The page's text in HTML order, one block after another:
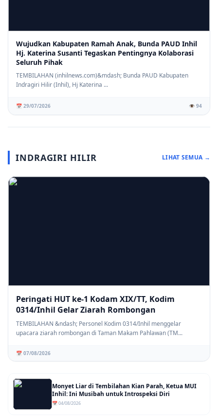
Wujudkan Kabupaten Ramah Anak, Bunda PAUD Inhil
Hj. Katerina Susanti Tegaskan Pentingnya Kolaborasi
Seluruh Pihak
TEMBILAHAN (inhilnews.com)&mdash; Bunda PAUD Kabupaten
Indragiri Hilir (Inhil), Hj Katerina ...
📅 29/07/2026 👁️ 94
INDRAGIRI HILIR LIHAT SEMUA →
Peringati HUT ke-1 Kodam XIX/TT, Kodim
0314/Inhil Gelar Ziarah Rombongan
TEMBILAHAN &ndash; Personel Kodim 0314/Inhil menggelar
upacara ziarah rombongan di Taman Makam Pahlawan (TM...
📅 07/08/2026
Monyet Liar di Tembilahan Kian Parah, Ketua MUI
Inhil: Ini Musibah untuk Introspeksi Diri
📅 04/08/2026